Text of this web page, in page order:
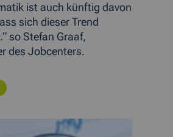
ist auch künftig davon
sich dieser Trend
so Stefan Graaf,
des Jobcenters.